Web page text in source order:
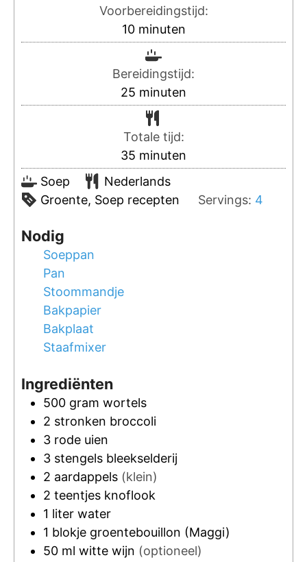
Voorbereidingstijd:
10 minuten
Bereidingstijd:
25 minuten
Totale tijd:
35 minuten
Soep
Nederlands
Groente, Soep recepten
Servings: 4
Nodig
Soeppan
Pan
Stoommandje
Bakpapier
Bakplaat
Staafmixer
Ingrediënten
500 gram wortels
2 stronken broccoli
3 rode uien
3 stengels bleekselderij
2 aardappels (klein)
2 teentjes knoflook
1 liter water
1 blokje groentebouillon (Maggi)
50 ml witte wijn (optioneel)